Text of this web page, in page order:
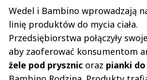
Wedel i Bambino wprowadzają
linię produktów do mycia ciała.
Przedsiębiorstwa połączyły
aby zaoferować konsumentom
żele pod prysznic oraz pianki